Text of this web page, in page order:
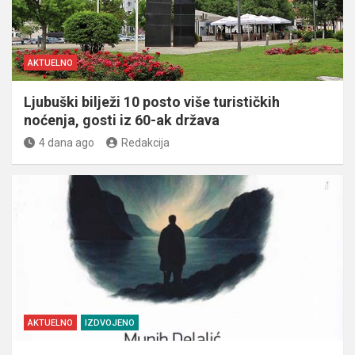
AKTUELNO
Ljubuški bilježi 10 posto više turističkih
noćenja, gosti iz 60-ak država
4 dana ago Redakcija
AKTUELNO IZDVOJENO